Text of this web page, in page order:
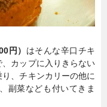
円） はそんな辛口チキ
カップに入りきらない
、チキンカリーの他に
副菜なども付いてきま